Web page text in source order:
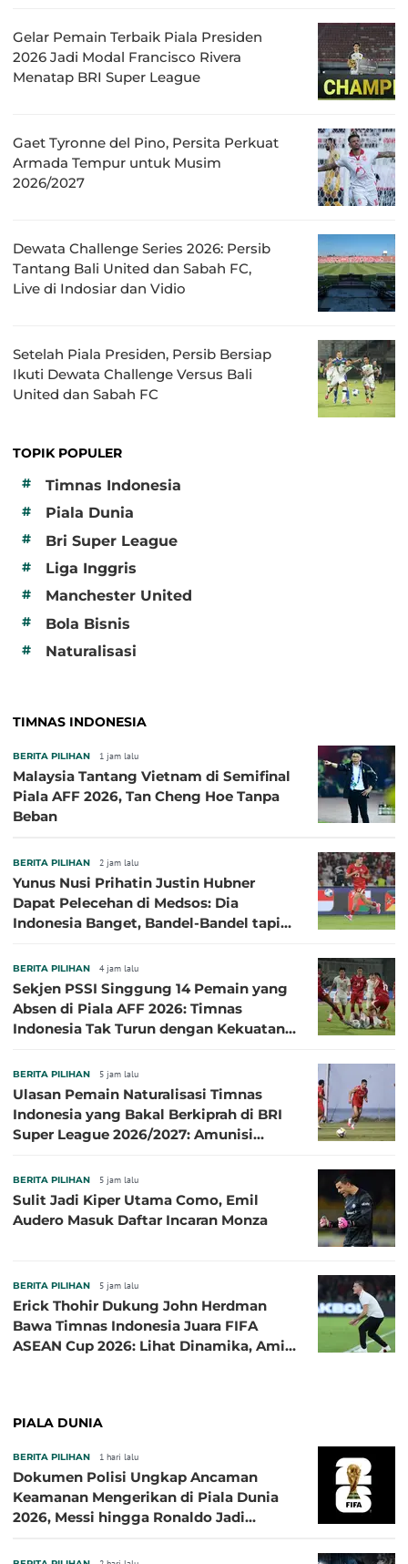
Gelar Pemain Terbaik Piala Presiden
2026 Jadi Modal Francisco Rivera
Menatap BRI Super League
Gaet Tyronne del Pino, Persita Perkuat
Armada Tempur untuk Musim
2026/2027
Dewata Challenge Series 2026: Persib
Tantang Bali United dan Sabah FC,
Live di Indosiar dan Vidio
Setelah Piala Presiden, Persib Bersiap
Ikuti Dewata Challenge Versus Bali
United dan Sabah FC
TOPIK POPULER
#
Timnas Indonesia
# Piala Dunia
# Bri Super League
# Liga Inggris
# Manchester United
# Bola Bisnis
# Naturalisasi
TIMNAS INDONESIA
BERITA PILIHAN 1 jam lalu
Malaysia Tantang Vietnam di Semifinal
Piala AFF 2026, Tan Cheng Hoe Tanpa
Beban
BERITA PILIHAN 2 jam lalu
Yunus Nusi Prihatin Justin Hubner
Dapat Pelecehan di Medsos: Dia
Indonesia Banget, Bandel-Bandel tapi
BERITA PILIHAN 4 jam lalu
Sekjen PSSI Singgung 14 Pemain yang
Absen di Piala AFF 2026: Timnas
Indonesia Tak Turun dengan Kekuatan
BERITA PILIHAN 5 jam lalu
Ulasan Pemain Naturalisasi Timnas
Indonesia yang Bakal Berkiprah di BRI
Super League 2026/2027: Amunisi
BERITA PILIHAN 5 jam lalu
Sulit Jadi Kiper Utama Como, Emil
Audero Masuk Daftar Incaran Monza
BERITA PILIHAN 5 jam lalu
Erick Thohir Dukung John Herdman
Bawa Timnas Indonesia Juara FIFA
ASEAN Cup 2026: Lihat Dinamika, Amit-
PIALA DUNIA
BERITA PILIHAN 1 hari lalu
Dokumen Polisi Ungkap Ancaman
Keamanan Mengerikan di Piala Dunia
2026, Messi hingga Ronaldo Jadi